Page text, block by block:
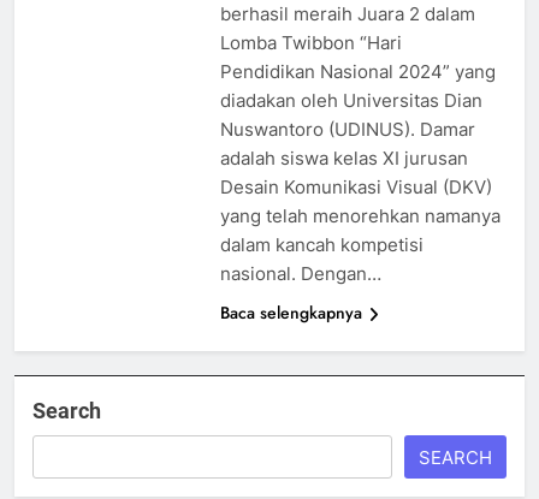
berhasil meraih Juara 2 dalam
Lomba Twibbon “Hari
Pendidikan Nasional 2024” yang
diadakan oleh Universitas Dian
Nuswantoro (UDINUS). Damar
adalah siswa kelas XI jurusan
Desain Komunikasi Visual (DKV)
yang telah menorehkan namanya
dalam kancah kompetisi
nasional. Dengan…
Baca selengkapnya
Search
SEARCH